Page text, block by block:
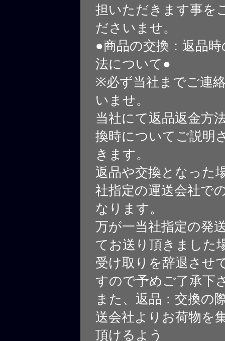
担いただきます事を
ださいませ。
●商品の交換：返品
法について●
※必ず当社までご連
いませ。
当社にて返品返金方
換時についてご説明
きます。
返品や交換となった
社指定の運送会社で
なります。
万が一当社指定の発
てお送り頂きました
受け取りを辞退させ
すので予めご了承下
また、返品：交換の
送会社よりお荷物を
頂けるよう